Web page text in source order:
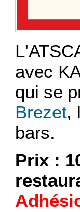
avec
qui se
Brezet,
bars.
Prix :